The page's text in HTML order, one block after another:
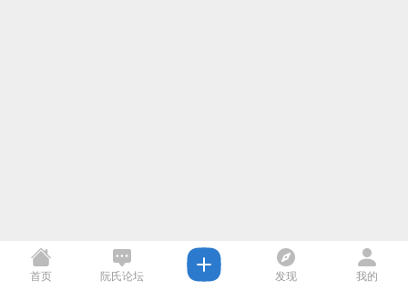
首页 阮氏论坛 发现 我的